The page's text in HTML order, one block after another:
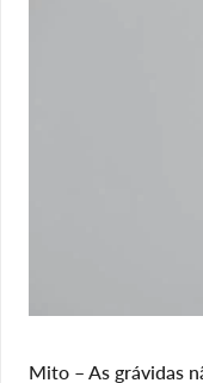
Mito – As grávidas